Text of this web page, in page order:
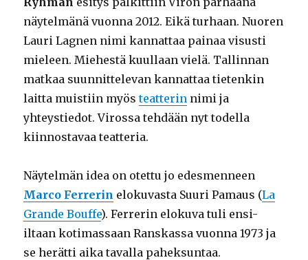
näytelmänä vuonna 2012. Eikä turhaan. Nuoren
Lauri Lagnen nimi kannattaa painaa visusti
mieleen. Miehestä kuullaan vielä. Tallinnan
matkaa suunnittelevan kannattaa tietenkin
laitta muistiin myösteatterin nimi ja
yhteystiedot. Virossa tehdään nyt todella
kiinnostavaa teatteria.
Näytelmän idea on otettu jo edesmenneen
Marco Ferrerin elokuvasta Suuri Pamaus (La
Grande Bouffe). Ferrerin elokuva tuli ensi-
iltaan kotimassaan Ranskassa vuonna 1973 ja
se herätti aika tavalla paheksuntaa.